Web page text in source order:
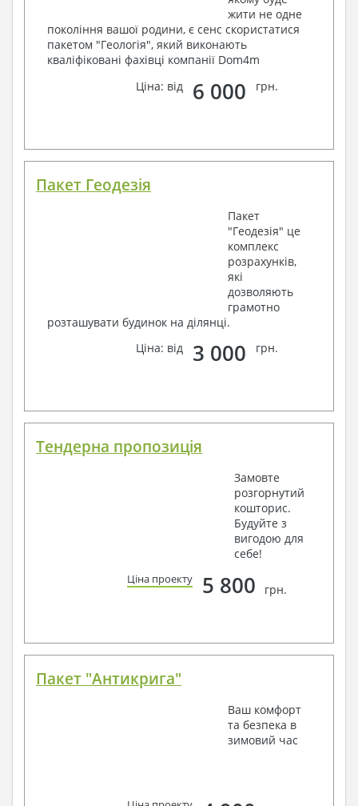
жити не одне
покоління вашої родини, є сенс скористатися
пакетом "Геологія", який виконають
кваліфіковані фахівці компанії Dom4m
Ціна: від
6 000 грн.
Пакет Геодезія
Пакет
"Геодезія" це
комплекс
розрахунків,
які
дозволяють
грамотно
розташувати будинок на ділянці.
Ціна: від
3 000 грн.
Тендерна пропозиція
Замовте
розгорнутий
кошторис.
Будуйте з
вигодою для
себе!
Ціна проекту 5 800 грн.
Пакет "Антикрига"
Ваш комфорт
та безпека в
зимовий час